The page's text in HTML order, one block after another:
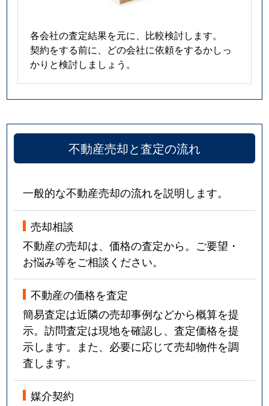
各会社の査定結果を元に、比較検討します。
契約をする前に、どの会社に依頼をするかしっ
かりと検討しましょう。
不動産売却と査定の流れ
一般的な不動産売却の流れを説明します。
売却相談
不動産の売却は、価格の査定から。ご要望・
お悩み等をご相談ください。
不動産の価格を査定
簡易査定は近隣の売却事例などから概算を提
示。訪問査定は現地を確認し、査定価格を提
示します。また、必要に応じて売却物件を調
査します。
媒介契約